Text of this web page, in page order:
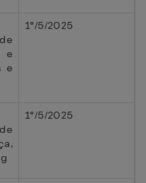
e
1°/5/2025
1°/5/2025